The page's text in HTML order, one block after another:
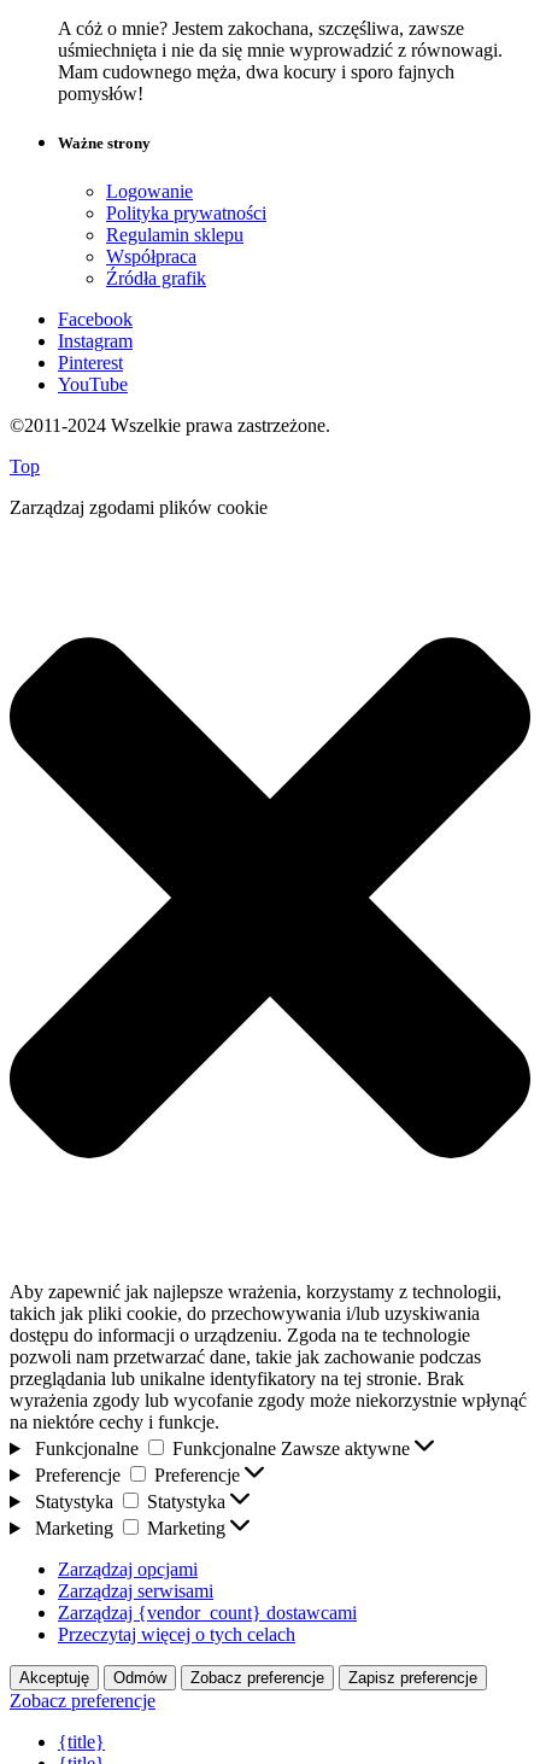
A cóż o mnie? Jestem zakochana, szczęśliwa, zawsze
uśmiechnięta i nie da się mnie wyprowadzić z równowagi.
Mam cudownego męża, dwa kocury i sporo fajnych
pomysłów!
Ważne strony
Logowanie
Polityka prywatności
Regulamin sklepu
Współpraca
Źródła grafik
Facebook
Instagram
Pinterest
YouTube
©2011-2024 Wszelkie prawa zastrzeżone.
Top
Zarządzaj zgodami plików cookie
Aby zapewnić jak najlepsze wrażenia, korzystamy z technologii,
takich jak pliki cookie, do przechowywania i/lub uzyskiwania
dostępu do informacji o urządzeniu. Zgoda na te technologie
pozwoli nam przetwarzać dane, takie jak zachowanie podczas
przeglądania lub unikalne identyfikatory na tej stronie. Brak
wyrażenia zgody lub wycofanie zgody może niekorzystnie wpłynąć
na niektóre cechy i funkcje.
Funkcjonalne
Funkcjonalne Zawsze aktywne
Preferencje
Preferencje
Statystyka
Statystyka
Marketing
Marketing
Zarządzaj opcjami
Zarządzaj serwisami
Zarządzaj {vendor_count} dostawcami
Przeczytaj więcej o tych celach
Akceptuję Odmów Zobacz preferencje Zapisz preferencje
Zobacz preferencje
{title}